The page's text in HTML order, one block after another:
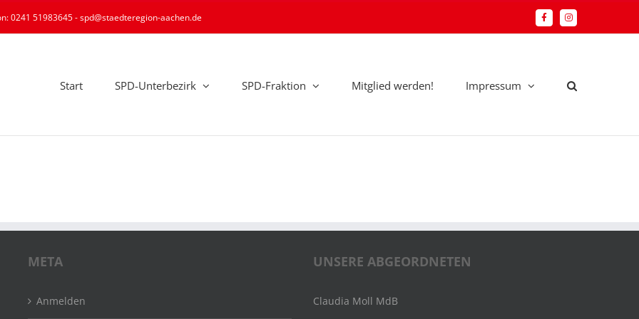
0241 51983645 - spd@staedteregion-aachen.de FacebookInstagram
Start SPD-Unterbezirk SPD-Fraktion Mitglied werden! Impressum
META
Anmelden
UNSERE ABGEORDNETEN
Claudia Moll MdB